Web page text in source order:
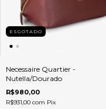
ESGOTADO
Necessaire Quartier -
Nutella/Dourado
R$980,00
R$931,00 com Pix